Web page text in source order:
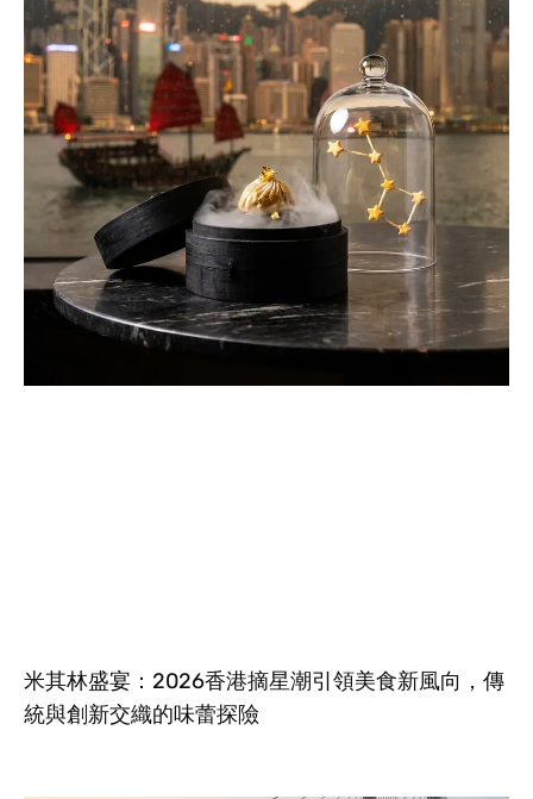
米其林盛宴：2026香港摘星潮引領美食新風向，傳
統與創新交織的味蕾探險